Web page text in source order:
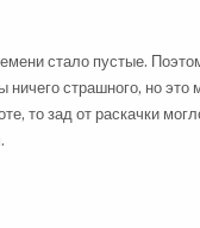
стало пустые.
страшного, но это
то зад от раскачки